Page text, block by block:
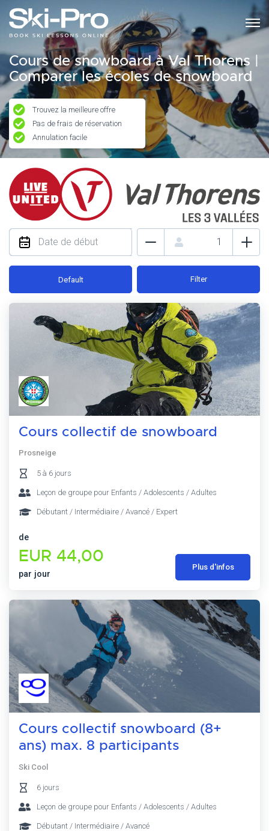
Cours de snowboard à Val Thorens |
Comparer les écoles de snowboard
Trouvez la meilleure offre
Pas de frais de réservation
Annulation facile
Default Filter
Cours collectif de snowboard
Prosneige
5 à 6 jours
Leçon de groupe pour Enfants / Adolescents / Adultes
Débutant / Intermédiaire / Avancé / Expert
de
EUR 44,00
par jour
Plus d'infos
Cours collectif snowboard (8+
ans) max. 8 participants
Ski Cool
6 jours
Leçon de groupe pour Enfants / Adolescents / Adultes
Débutant / Intermédiaire / Avancé